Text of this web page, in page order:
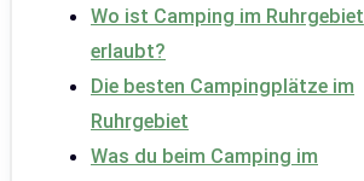
Wo ist Camping im Ruhrgebiet
erlaubt?
Die besten Campingplätze im
Ruhrgebiet
Was du beim Camping im